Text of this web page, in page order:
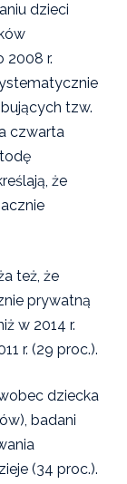
dzieci
2008 r.
tzw.
czwarta
że
też, że
prywatną
w 2014 r.
r. (29 proc.).
dziecka
badani
(34 proc.).